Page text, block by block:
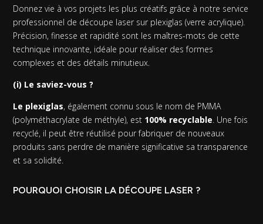
Donnez vie à vos projets les plus créatifs grâce à notre service
professionnel de découpe laser sur plexiglas (verre acrylique).
Précision, finesse et rapidité sont les maîtres-mots de cette
technique innovante, idéale pour réaliser des formes
complexes et des détails minutieux.
(i) Le saviez-vous ?
Le plexiglas, également connu sous le nom de PMMA
(polyméthacrylate de méthyle), est 100% recyclable . Une fois
recyclé, il peut être réutilisé pour fabriquer de nouveaux
produits sans perdre de manière significative sa transparence
et sa solidité.
POURQUOI CHOISIR LA DÉCOUPE LASER ?